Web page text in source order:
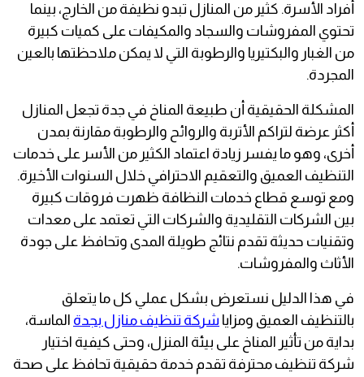
أفراد الأسرة. كثير من المنازل تبدو نظيفة من الخارج، بينما
تحتوي المفروشات والسجاد والمكيفات على كميات كبيرة
من الغبار والبكتيريا والرطوبة التي لا يمكن ملاحظتها بالعين
المجردة.
المشكلة الحقيقية أن طبيعة المناخ في جدة تجعل المنازل
أكثر عرضة لتراكم الأتربة والروائح والرطوبة مقارنة بمدن
أخرى، وهو ما يفسر زيادة اعتماد الكثير من الأسر على خدمات
التنظيف العميق والتعقيم الاحترافي خلال السنوات الأخيرة.
ومع توسع قطاع خدمات النظافة ظهرت فروقات كبيرة
بين الشركات التقليدية والشركات التي تعتمد على معدات
وتقنيات حديثة تقدم نتائج طويلة المدى وتحافظ على جودة
الأثاث والمفروشات.
في هذا الدليل نستعرض بشكل عملي كل ما يتعلق
بالتنظيف العميق ومزايا شركة تنظيف منازل بجدة الماسة،
بداية من تأثير المناخ على بيئة المنزل، وحتى كيفية اختيار
شركة تنظيف محترفة تقدم خدمة حقيقية تحافظ على صحة